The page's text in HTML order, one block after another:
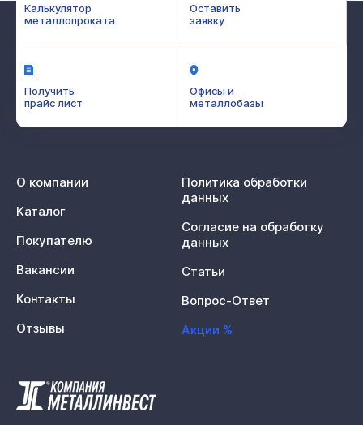
Калькулятор
металлопроката
Оставить
заявку
Получить
прайс лист
Офисы и
металлобазы
О компании
Каталог
Покупателю
Вакансии
Контакты
Отзывы
Политика обработки
данных
Согласие на обработку
данных
Статьи
Вопрос-Ответ
Акции %